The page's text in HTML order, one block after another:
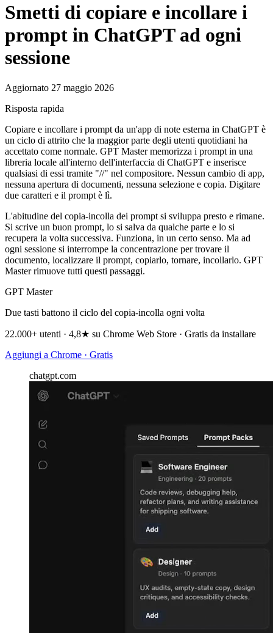
Smetti di copiare e incollare i
prompt in ChatGPT ad ogni
sessione
Aggiornato 27 maggio 2026
Risposta rapida
Copiare e incollare i prompt da un'app di note esterna in ChatGPT è
un ciclo di attrito che la maggior parte degli utenti quotidiani ha
accettato come normale. GPT Master memorizza i prompt in una
libreria locale all'interno dell'interfaccia di ChatGPT e inserisce
qualsiasi di essi tramite "//" nel compositore. Nessun cambio di app,
nessuna apertura di documenti, nessuna selezione e copia. Digitare
due caratteri e il prompt è lì.
L'abitudine del copia-incolla dei prompt si sviluppa presto e rimane.
Si scrive un buon prompt, lo si salva da qualche parte e lo si
recupera la volta successiva. Funziona, in un certo senso. Ma ad
ogni sessione si interrompe la concentrazione per trovare il
documento, localizzare il prompt, copiarlo, tornare, incollarlo. GPT
Master rimuove tutti questi passaggi.
GPT Master
Due tasti battono il ciclo del copia-incolla ogni volta
22.000+ utenti · 4,8★ su Chrome Web Store · Gratis da installare
Aggiungi a Chrome · Gratis
chatgpt.com